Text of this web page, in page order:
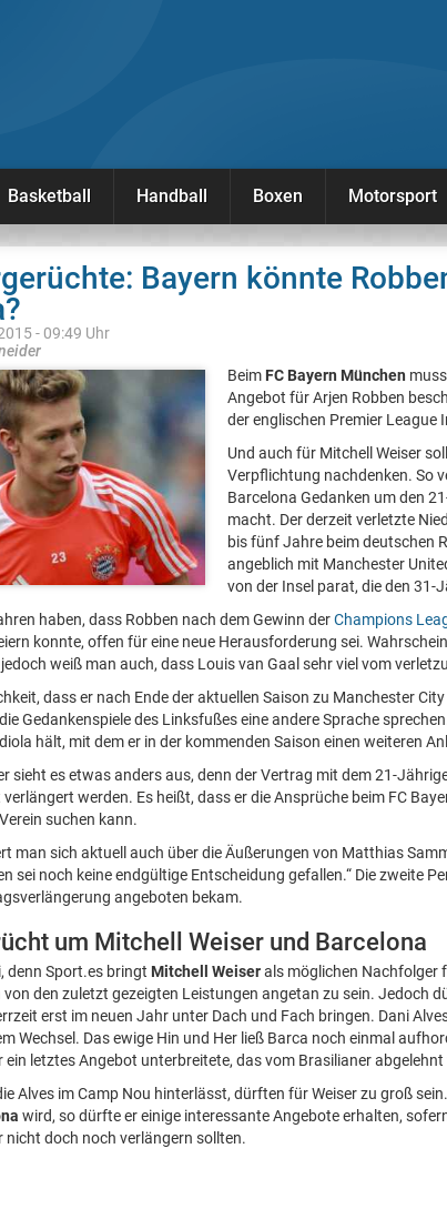
Basketball Handball Boxen Motorsport
Bayern könnte
- 09:49 Uhr
Beim FC Bayern München
Angebot für Arjen Robben
der englischen Premier League
Und auch für Mitchell Weiser
Verpflichtung nachdenken. So
Barcelona Gedanken um den
macht. Der derzeit verletzte
bis fünf Jahre beim deutschen
angeblich mit Manchester
von der Insel parat, die den 31-
haben, dass Robben nach dem Gewinn derChampions
konnte, offen für eine neue Herausforderung sei.
weiß man auch, dass Louis van Gaal sehr viel vom
dass er nach Ende der aktuellen Saison zu Manchester
Gedankenspiele des Linksfußes eine andere Sprache
hält, mit dem er in der kommenden Saison einen weiteren
sieht es etwas anders aus, denn der Vertrag mit dem 21-
werden. Es heißt, dass er die Ansprüche beim FC
suchen kann.
man sich aktuell auch über die Äußerungen von Matthias
sei noch keine endgültige Entscheidung gefallen.“ Die zweite
angeboten bekam.
um Mitchell Weiser und Barcelona
denn Sport.es bringt Mitchell Weiserals möglichen Nachfolger
den zuletzt gezeigten Leistungen angetan zu sein. Jedoch
erst im neuen Jahr unter Dach und Fach bringen. Dani
Wechsel. Das ewige Hin und Her ließ Barca noch einmal
ein letztes Angebot unterbreitete, das vom Brasilianer
Alves im Camp Nou hinterlässt, dürften für Weiser zu groß
wird, so dürfte er einige interessante Angebote erhalten,
nicht doch noch verlängern sollten.